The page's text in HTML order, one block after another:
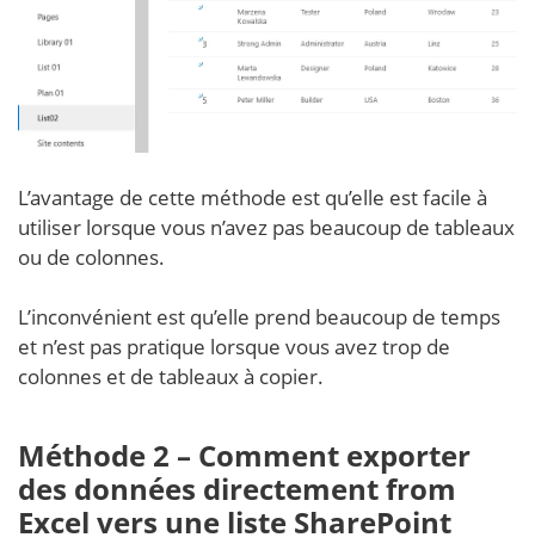
L’avantage de cette méthode est qu’elle est facile à
utiliser lorsque vous n’avez pas beaucoup de tableaux
ou de colonnes.
L’inconvénient est qu’elle prend beaucoup de temps
et n’est pas pratique lorsque vous avez trop de
colonnes et de tableaux à copier.
Méthode 2 – Comment exporter
des données directement from
Excel vers une liste SharePoint